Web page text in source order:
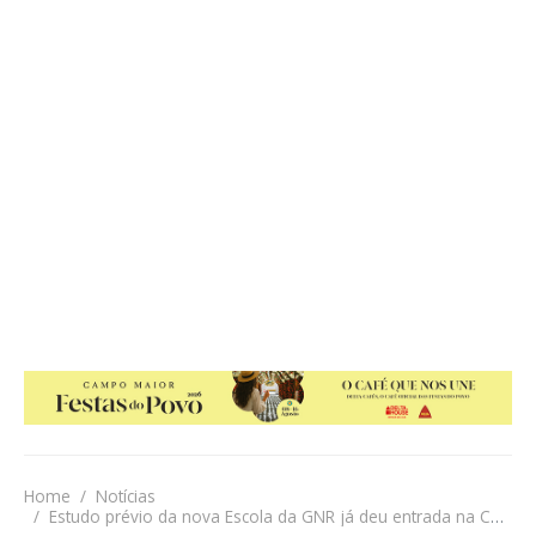
Home
Notícias
Estudo prévio da nova Escola da GNR já deu entrada na Câmara Municipal de Portalegre